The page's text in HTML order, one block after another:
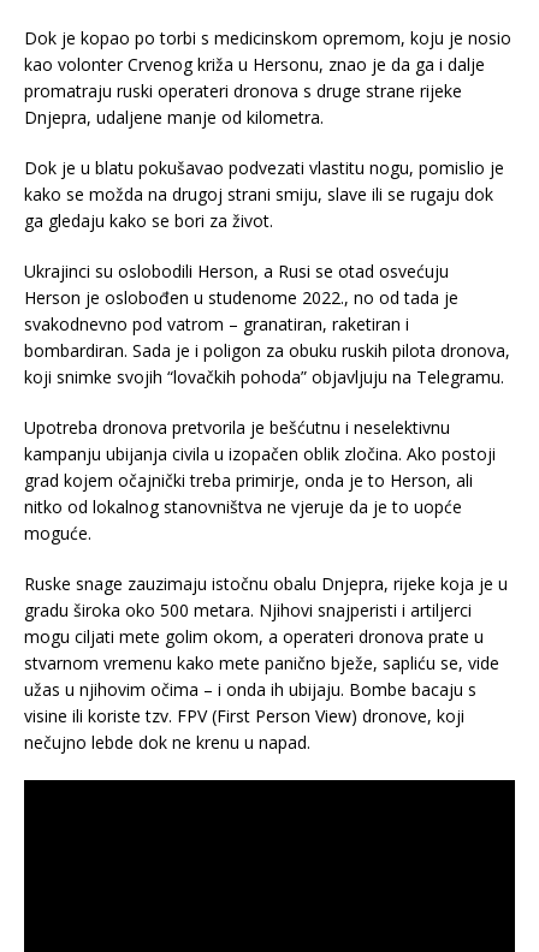
Dok je kopao po torbi s medicinskom opremom, koju je nosio
kao volonter Crvenog križa u Hersonu, znao je da ga i dalje
promatraju ruski operateri dronova s druge strane rijeke
Dnjepra, udaljene manje od kilometra.
Dok je u blatu pokušavao podvezati vlastitu nogu, pomislio je
kako se možda na drugoj strani smiju, slave ili se rugaju dok
ga gledaju kako se bori za život.
Ukrajinci su oslobodili Herson, a Rusi se otad osvećuju
Herson je oslobođen u studenome 2022., no od tada je
svakodnevno pod vatrom – granatiran, raketiran i
bombardiran. Sada je i poligon za obuku ruskih pilota dronova,
koji snimke svojih “lovačkih pohoda” objavljuju na Telegramu.
Upotreba dronova pretvorila je bešćutnu i neselektivnu
kampanju ubijanja civila u izopačen oblik zločina. Ako postoji
grad kojem očajnički treba primirje, onda je to Herson, ali
nitko od lokalnog stanovništva ne vjeruje da je to uopće
moguće.
Ruske snage zauzimaju istočnu obalu Dnjepra, rijeke koja je u
gradu široka oko 500 metara. Njihovi snajperisti i artiljerci
mogu ciljati mete golim okom, a operateri dronova prate u
stvarnom vremenu kako mete panično bježe, sapliću se, vide
užas u njihovim očima – i onda ih ubijaju. Bombe bacaju s
visine ili koriste tzv. FPV (First Person View) dronove, koji
nečujno lebde dok ne krenu u napad.